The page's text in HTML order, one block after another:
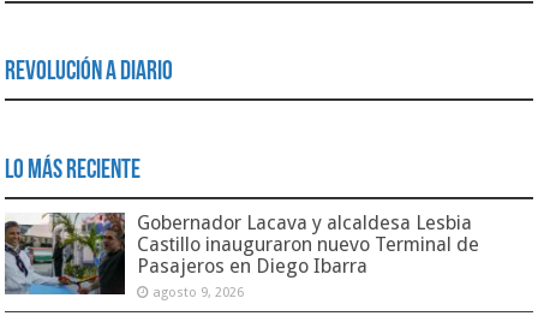
Revolución a Diario
Lo Más Reciente
Gobernador Lacava y alcaldesa Lesbia
Castillo inauguraron nuevo Terminal de
Pasajeros en Diego Ibarra
agosto 9, 2026